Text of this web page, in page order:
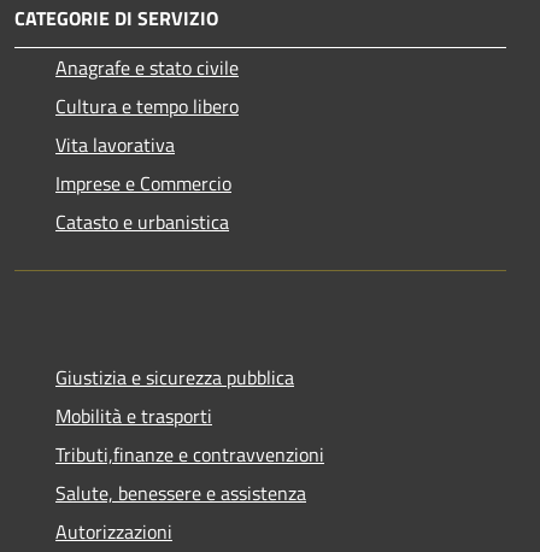
CATEGORIE DI SERVIZIO
Anagrafe e stato civile
Cultura e tempo libero
Vita lavorativa
Imprese e Commercio
Catasto e urbanistica
Giustizia e sicurezza pubblica
Mobilità e trasporti
Tributi,finanze e contravvenzioni
Salute, benessere e assistenza
Autorizzazioni